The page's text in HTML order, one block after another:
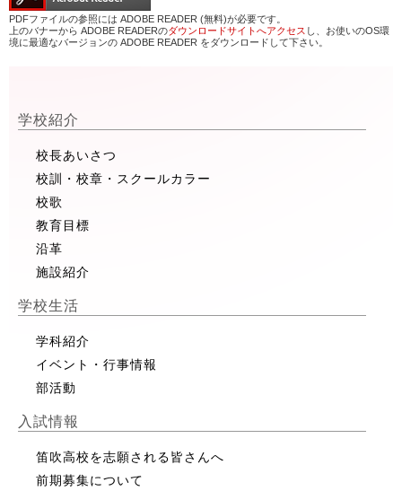
PDFファイルの参照には ADOBE READER (無料)が必要です。
上のバナーから ADOBE READERのダウンロードサイトへアクセス し、お使いのOS環
境に最適なバージョンの ADOBE READER をダウンロードして下さい。
学校紹介
校長あいさつ
校訓・校章・スクールカラー
校歌
教育目標
沿革
施設紹介
学校生活
学科紹介
イベント・行事情報
部活動
入試情報
笛吹高校を志願される皆さんへ
前期募集について